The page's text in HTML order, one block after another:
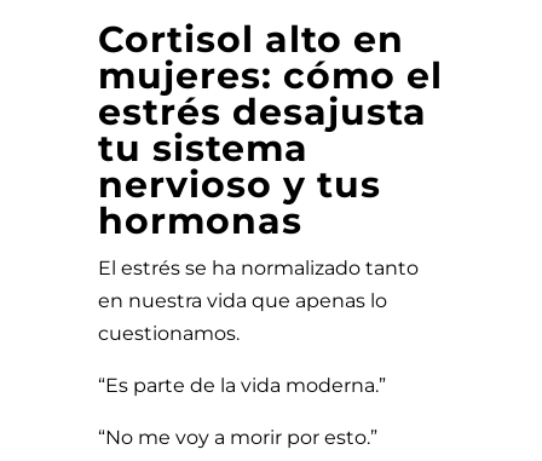
Cortisol alto en
mujeres: cómo el
estrés desajusta
tu sistema
nervioso y tus
hormonas
El estrés se ha normalizado tanto
en nuestra vida que apenas lo
cuestionamos.
“Es parte de la vida moderna.”
“No me voy a morir por esto.”